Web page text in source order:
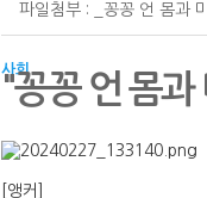
파일첨부 : _꽁꽁 언 몸과
사회
"꽁꽁 언 몸과
[앵커]